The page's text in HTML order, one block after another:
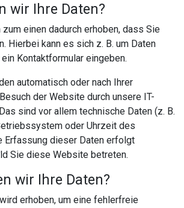
wir Ihre Daten?
einen dadurch erhoben, dass Sie
Hierbei kann es sich z. B. um Daten
Kontaktformular eingeben.
automatisch oder nach Ihrer
der Website durch unsere IT-
sind vor allem technische Daten (z. B.
oder Uhrzeit des
Erfassung dieser Daten erfolgt
Sie diese Website betreten.
wir Ihre Daten?
erhoben, um eine fehlerfreie